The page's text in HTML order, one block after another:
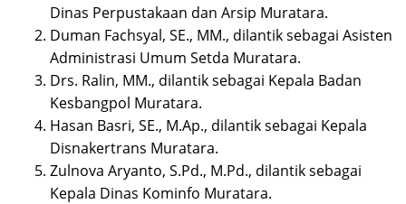
Dinas Perpustakaan dan Arsip Muratara.
Duman Fachsyal, SE., MM., dilantik sebagai Asisten
Administrasi Umum Setda Muratara.
Drs. Ralin, MM., dilantik sebagai Kepala Badan
Kesbangpol Muratara.
Hasan Basri, SE., M.Ap., dilantik sebagai Kepala
Disnakertrans Muratara.
Zulnova Aryanto, S.Pd., M.Pd., dilantik sebagai
Kepala Dinas Kominfo Muratara.